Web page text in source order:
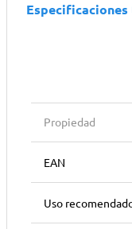
Especificaciones
Propiedad
EAN
Uso